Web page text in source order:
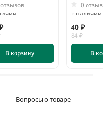
В корзину
0
в наличии
40 ₽
84 ₽
В
Вопросы о товаре